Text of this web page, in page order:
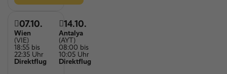
07.10.
Wien
(VIE)
18:55 bis
22:35 Uhr
Direktflug
14.10.
Antalya
(AYT)
08:00 bis
10:05 Uhr
Direktflug